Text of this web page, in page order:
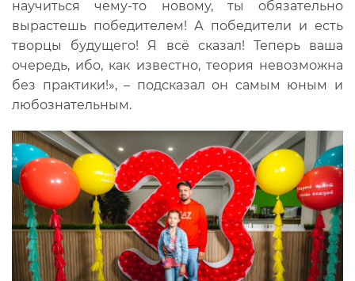
научиться чему-то новому, ты обязательно
вырастешь победителем! А победители и есть
творцы будущего! Я всё сказал! Теперь ваша
очередь, ибо, как известно, теория невозможна
без практики!», – подсказал он самым юным и
любознательным.